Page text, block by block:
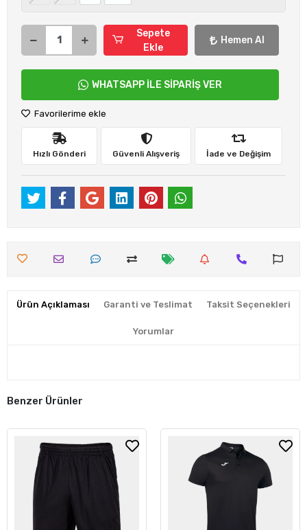
Sepete
Ekle
Hemen Al
WHATSAPP İLE SİPARİŞ VER
Favorilerime ekle
Hızlı Gönderi Güvenli Alışveriş İade ve Değişim
Ürün Açıklaması Garanti ve Teslimat Taksit Seçenekleri
Yorumlar
Benzer Ürünler